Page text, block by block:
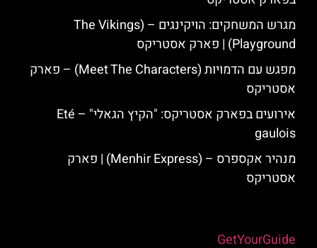
מגרש המשחקים: הויקינגים – (The Vikings
Playground) | פארק אסטריקס
מפגש עם הדמויות (Meet The Characters) – פארק
אסטריקס
אירועים בפארק אסטריקס: "הקיץ הגאלי" – Eté
gaulois
מנהיר אקספרס – (Menhir Express) | פארק
אסטריקס
GetYourGuide